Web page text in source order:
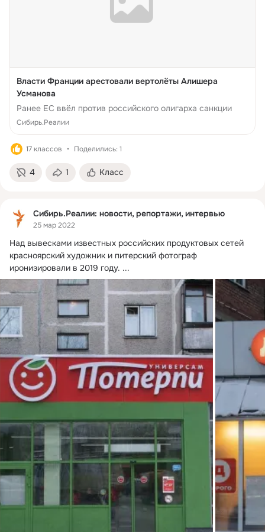
Власти Франции арестовали вертолёты Алишера
Усманова
Ранее ЕС ввёл против российского олигарха санкции
Сибирь.Реалии
17 классов Поделились: 1
4 1 Класс
Сибирь.Реалии: новости, репортажи, интервью
25 мар 2022
Над вывесками известных российских продуктовых сетей
красноярский художник и питерский фотограф
иронизировали в 2019 году. ...